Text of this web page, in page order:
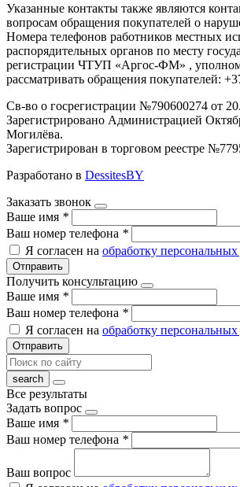
Указанные контакты также являются
вопросам обращения покупателей о
Номера телефонов работников местных
распорядительных органов по месту
регистрации ЧТУП «Аргос-ФМ» ,
рассматривать обращения покупателей:
Св-во о госрегистрации №790600274 от
Зарегистрировано Администрацией
Могилёва.
Зарегистрирован в торговом реестре
Разработано в DessitesBY
Заказать звонок
Ваше имя *
Ваш номер телефона *
Я согласен на обработку
Отправить
Получить консультацию
Ваше имя *
Ваш номер телефона *
Я согласен на обработку
Отправить
Все результаты
Задать вопрос
Ваше имя *
Ваш номер телефона *
Ваш вопрос